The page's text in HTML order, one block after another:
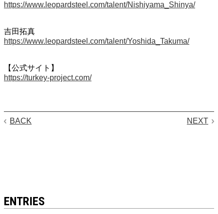
https://www.leopardsteel.com/talent/Nishiyama_Shinya/
吉田拓真
https://www.leopardsteel.com/talent/Yoshida_Takuma/
【公式サイト】
https://turkey-project.com/
NEXT
BACK
ENTRIES